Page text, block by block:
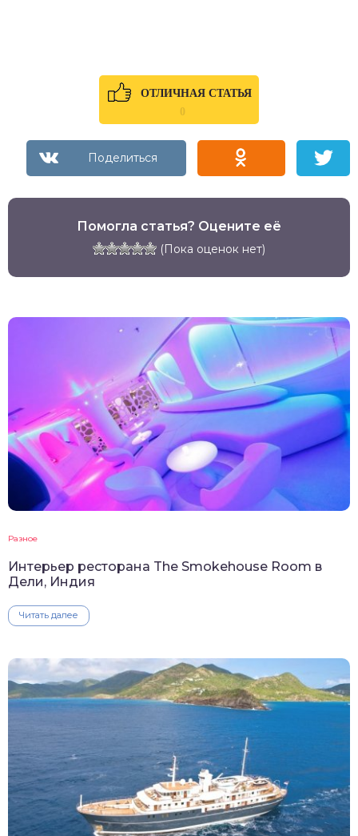
ОТЛИЧНАЯ СТАТЬЯ
0
Помогла статья? Оцените её
(Пока оценок нет)
Разное
Интерьер ресторана The Smokehouse Room в
Дели, Индия
Читать далее